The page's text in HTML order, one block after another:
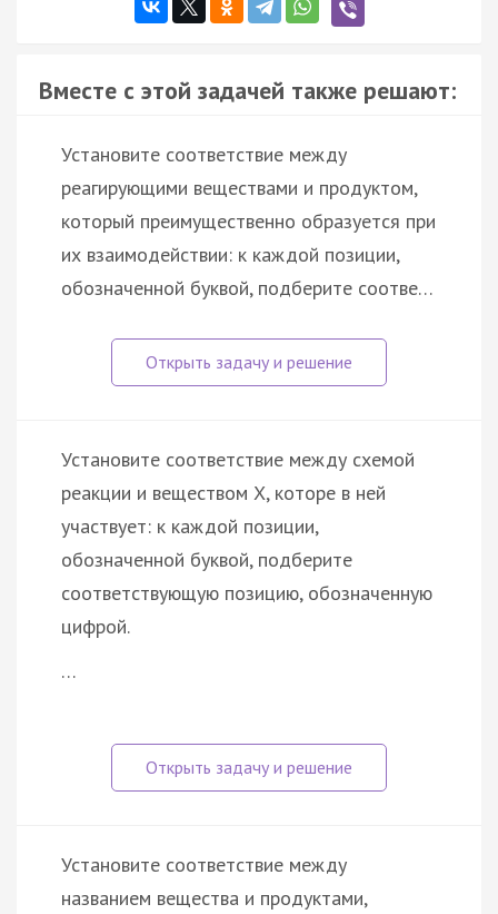
Вместе с этой задачей также решают:
Установите соответствие между
реагирующими веществами и продуктом,
который преимущественно образуется при
их взаимодействии: к каждой позиции,
обозначенной буквой, подберите соотве…
Установите соответствие между схемой
реакции и веществом Х, которе в ней
участвует: к каждой позиции,
обозначенной буквой, подберите
соответствующую позицию, обозначенную
цифрой.
…
Установите соответствие между
названием вещества и продуктами,